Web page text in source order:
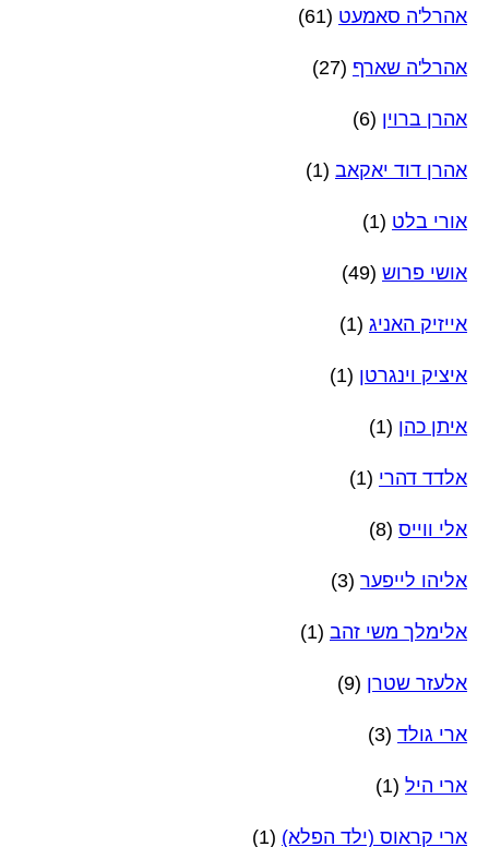
אהרל'ה סאמעט (61)
אהרל'ה שארף (27)
אהרן ברוין (6)
אהרן דוד יאקאב (1)
אורי בלט (1)
אושי פרוש (49)
אייזיק האניג (1)
איציק וינגרטן (1)
איתן כהן (1)
אלדד דהרי (1)
אלי ווייס (8)
אליהו לייפער (3)
אלימלך משי זהב (1)
אלעזר שטרן (9)
ארי גולד (3)
ארי היל (1)
ארי קראוס (ילד הפלא) (1)